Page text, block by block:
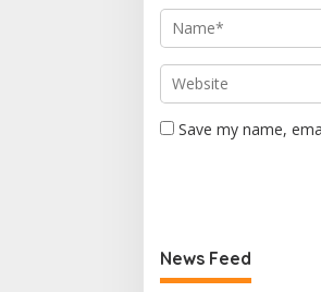
Save my name,
News Feed